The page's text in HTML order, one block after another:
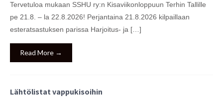
Tervetuloa mukaan SSHU ry:n Kisaviikonloppuun Terhin Tallille
pe 21.8. – la 22.8.2026! Perjantaina 21.8.2026 kilpaillaan
esteratsastuksen parissa Harjoitus- ja […]
Read More →
Lähtölistat vappukisoihin